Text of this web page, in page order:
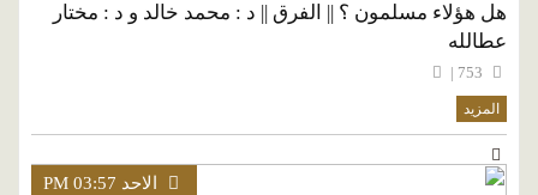
هل هؤلاء مسلمون ؟ || الفرق || د : محمد خالد و د : مختار
عطالله
المزيد
الاحد PM 03:57